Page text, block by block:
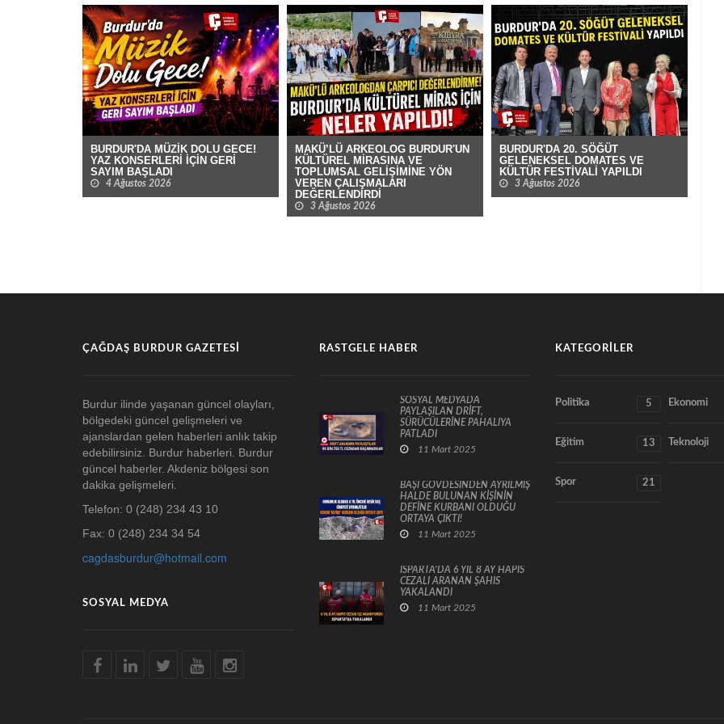
BURDUR'DA MÜZİK DOLU GECE!
YAZ KONSERLERİ İÇİN GERİ
SAYIM BAŞLADI
4 Ağustos 2026
​​​​​​​MAKÜ’LÜ ARKEOLOG BURDUR'UN
KÜLTÜREL MİRASINA VE
TOPLUMSAL GELİŞİMİNE YÖN
VEREN ÇALIŞMALARI
DEĞERLENDİRDİ
3 Ağustos 2026
BURDUR'DA 20. SÖĞÜT
GELENEKSEL DOMATES VE
KÜLTÜR FESTİVALİ YAPILDI
3 Ağustos 2026
ÇAĞDAŞ BURDUR GAZETESI
Burdur ilinde yaşanan güncel olayları,
bölgedeki güncel gelişmeleri ve
ajanslardan gelen haberleri anlık takip
edebilirsiniz. Burdur haberleri. Burdur
güncel haberler. Akdeniz bölgesi son
dakika gelişmeleri.
Telefon: 0 (248) 234 43 10
Fax: 0 (248) 234 34 54
cagdasburdur@hotmail.com
SOSYAL MEDYA
RASTGELE HABER
SOSYAL MEDYADA
PAYLAŞILAN DRİFT,
SÜRÜCÜLERİNE PAHALIYA
PATLADI
11 Mart 2025
BAŞI GÖVDESİNDEN AYRILMIŞ
HALDE BULUNAN KİŞİNİN
DEFİNE KURBANI OLDUĞU
ORTAYA ÇIKTI!
11 Mart 2025
ISPARTA’DA 6 YIL 8 AY HAPİS
CEZALI ARANAN ŞAHIS
YAKALANDI
11 Mart 2025
KATEGORILER
Politika 5 Ekonomi
Eğitim 13 Teknoloji
Spor 21